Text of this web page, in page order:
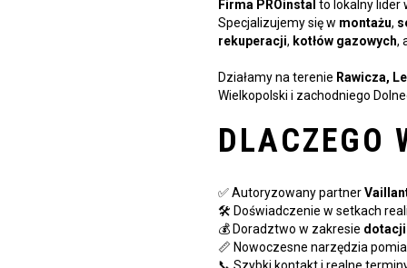
Firma PROinstal to lokalny
Specjalizujemy się w montażu,
rekuperacji, kotłów gazowych,
Działamy na terenie Rawicza,
Wielkopolski i zachodniego
DLACZEGO
✅ Autoryzowany partner
🛠️ Doświadczenie w setkach
💰 Doradztwo w zakresie dotacji
📏 Nowoczesne narzędzia